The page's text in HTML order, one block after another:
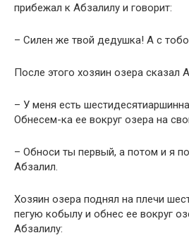
прибежал к Абзалилу и говорит:
– Силен же твой дедушка! А с
После этого хозяин озера сказал
– У меня есть
Обнесем-ка ее вокруг озера на
– Обноси ты первый, а потом и я
Абзалил.
Хозяин озера поднял на плечи
пегую кобылу и обнес ее вокруг
Абзалилу: